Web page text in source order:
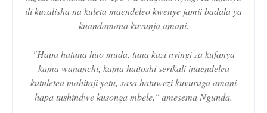
ili kuzalisha na kuleta maendeleo kwenye jamii badala ya
kuandamana kuvunja amani.
"Hapa hatuna huo muda, tuna kazi nyingi za kufanya
kama wananchi, kama haitoshi serikali inaendelea
kutuletea mahitaji yetu, sasa hatuwezi kuvuruga amani
hapa tushindwe kusonga mbele," amesema Ngunda.